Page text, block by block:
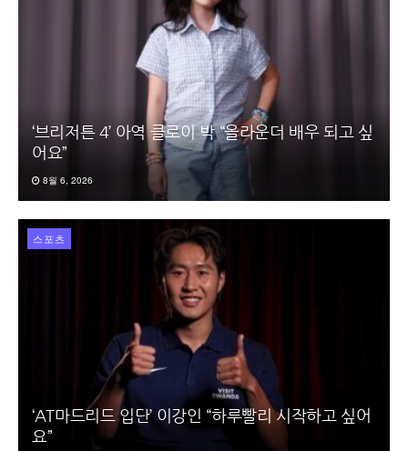
‘브리저튼 4’ 아역 클로이 박 “올라운더 배우 되고 싶
어요”
8월 6, 2026
스포츠
‘AT마드리드 입단’ 이강인 “하루빨리 시작하고 싶어
요”